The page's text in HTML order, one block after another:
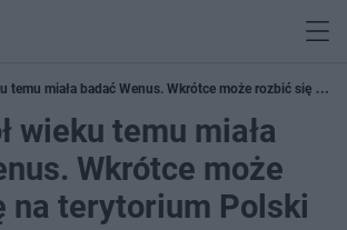
temu miała badać Wenus. Wkrótce może rozbić się na
wieku temu miała
Wkrótce może
na terytorium Polski